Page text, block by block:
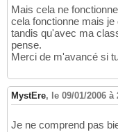
26
27
28
29
30
32
33
35
}
Mais cela ne
cela fonctionne mais
tandis qu'avec ma
pense.
Merci de m'avancé si
MystEre, le 09/01/2006 à
Je ne comprend pas